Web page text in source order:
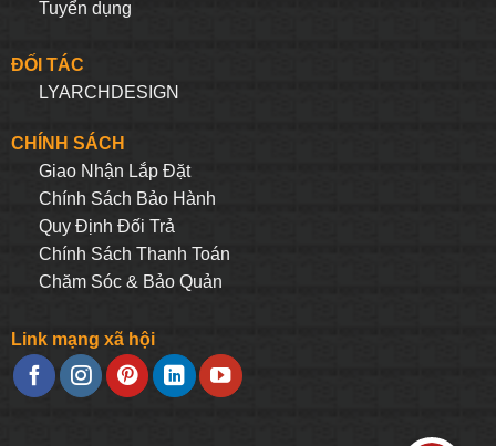
Tuyển dụng
ĐỐI TÁC
LYARCHDESIGN
CHÍNH SÁCH
Giao Nhận Lắp Đặt
Chính Sách Bảo Hành
Quy Định Đối Trả
Chính Sách Thanh Toán
Chăm Sóc & Bảo Quản
Link mạng xã hội